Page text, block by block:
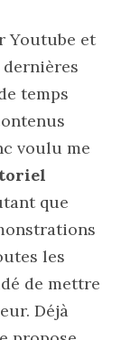
Youtube et
dernières
temps
voulu me
que
les
de mettre
Déjà